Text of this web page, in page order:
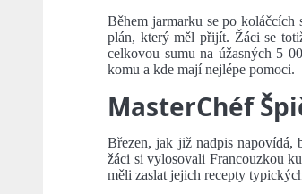
Během jarmarku se po
plán, který měl přijít. Žáci se
celkovou sumu na úžasných 5
komu a kde mají nejlépe pomoci.
MasterChéf
Březen, jak již nadpis napovídá,
žáci si vylosovali Francouzkou
měli zaslat jejich recepty